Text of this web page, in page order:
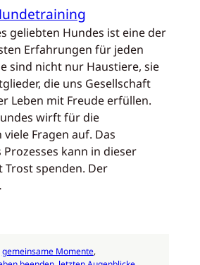
geliebten Hundes ist eine der
Erfahrungen für jeden
sind nicht nur Haustiere, sie
die uns Gesellschaft
Leben mit Freude erfüllen.
wirft für die
Fragen auf. Das
kann in dieser
Trost spenden. Der
gemeinsame Momente